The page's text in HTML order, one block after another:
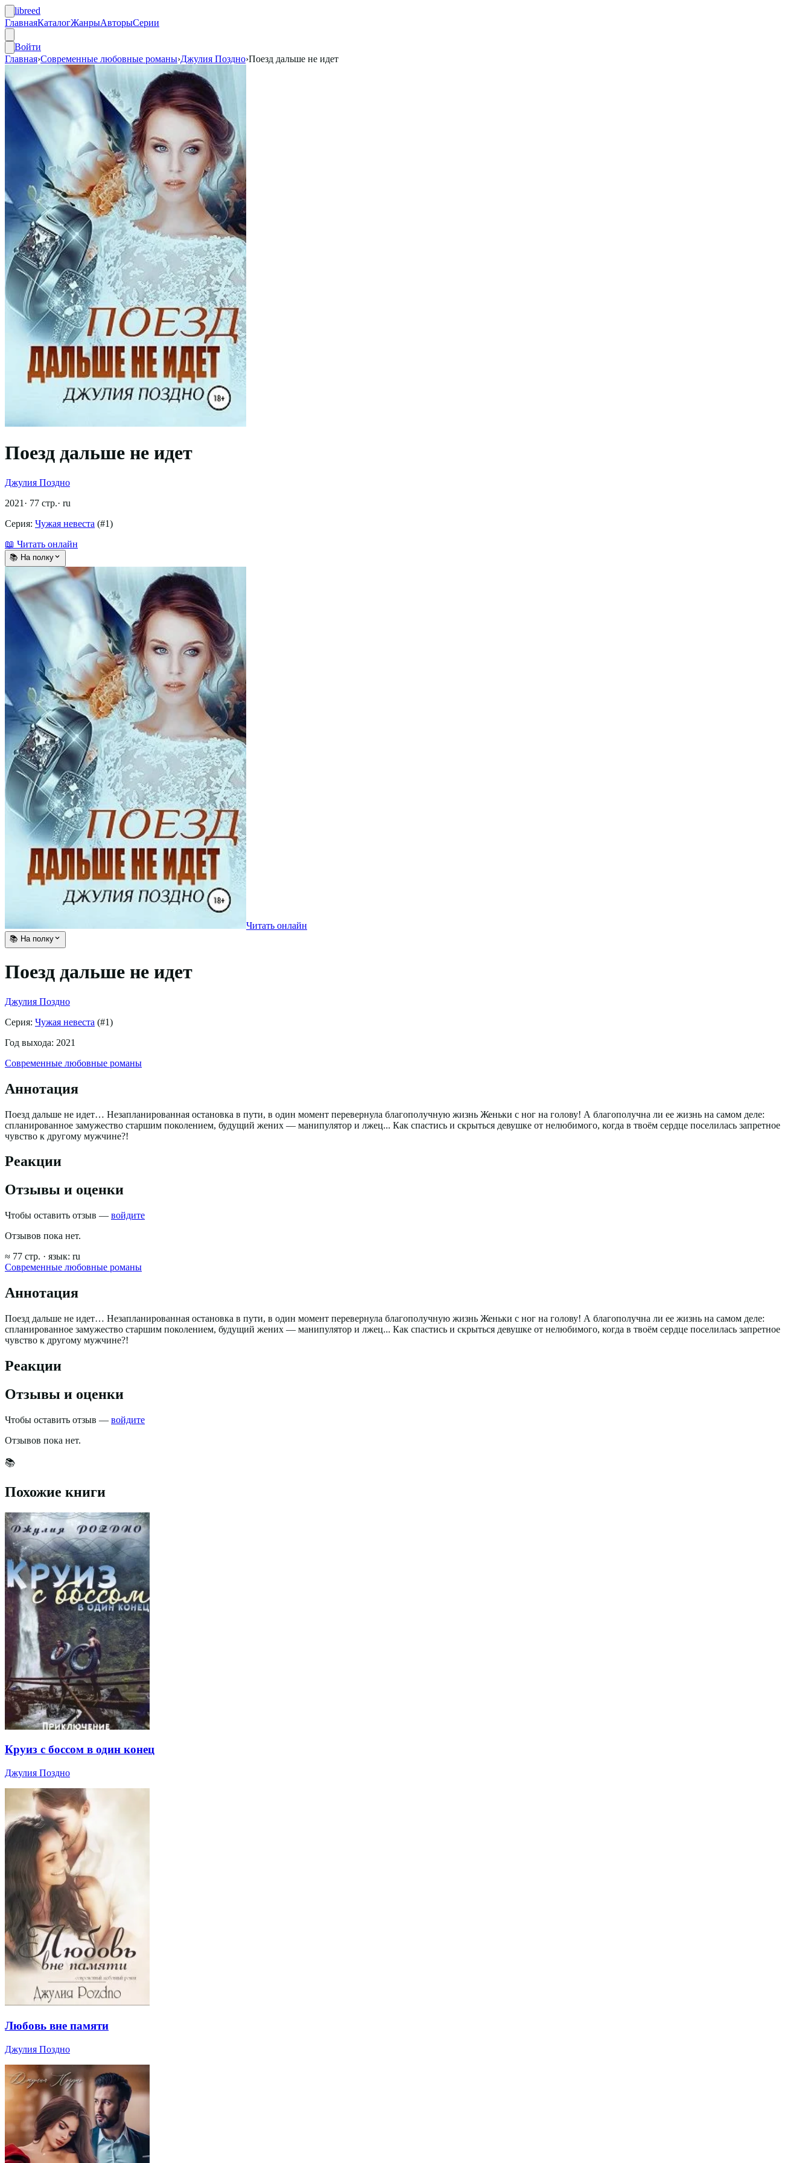
libreed
ГлавнаяКаталогЖанрыАвторыСерии
Войти
Главная›Современные любовные романы›Джулия Поздно›Поезд дальше не идет
Поезд дальше не идет
Джулия Поздно
2021 · 77 стр.· ru
Серия: Чужая невеста (#1)
📖 Читать онлайн
📚 На полку
Читать онлайн
📚 На полку
Поезд дальше не идет
Джулия Поздно
Серия: Чужая невеста (#1)
Год выхода: 2021
Современные любовные романы
Аннотация
Поезд дальше не идет… Незапланированная остановка в пути, в один момент перевернула благополучную жизнь Женьки с ног на голову! А благополучна ли ее жизнь на самом деле:
спланированное замужество старшим поколением, будущий жених — манипулятор и лжец... Как спастись и скрыться девушке от нелюбимого, когда в твоём сердце поселилась запретное
чувство к другому мужчине?!
Реакции
Отзывы и оценки
Чтобы оставить отзыв — войдите
Отзывов пока нет.
≈ 77 стр. · язык: ru
Современные любовные романы
Аннотация
Поезд дальше не идет… Незапланированная остановка в пути, в один момент перевернула благополучную жизнь Женьки с ног на голову! А благополучна ли ее жизнь на самом деле:
спланированное замужество старшим поколением, будущий жених — манипулятор и лжец... Как спастись и скрыться девушке от нелюбимого, когда в твоём сердце поселилась запретное
чувство к другому мужчине?!
Реакции
Отзывы и оценки
Чтобы оставить отзыв — войдите
Отзывов пока нет.
📚
Похожие книги
Круиз с боссом в один конец
Джулия Поздно
Любовь вне памяти
Джулия Поздно